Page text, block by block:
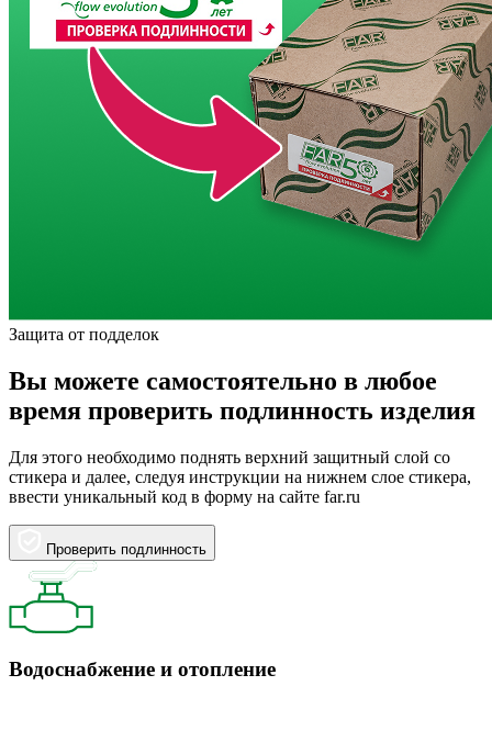
Защита от подделок
Вы можете самостоятельно в любое
время проверить подлинность изделия
Для этого необходимо поднять верхний защитный слой со
стикера и далее, следуя инструкции на нижнем слое стикера,
ввести уникальный код в форму на сайте far.ru
Проверить подлинность
Водоснабжение и отопление